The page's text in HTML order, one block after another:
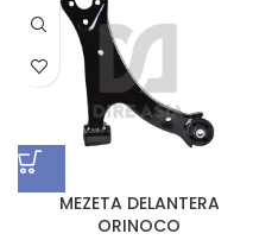
MEZETA DELANTERA
ORINOCO